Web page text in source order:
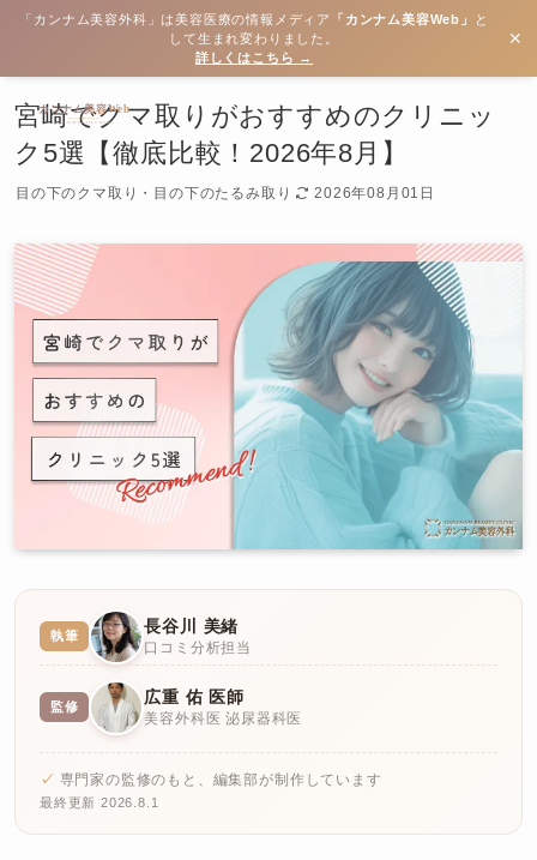
「カンナム美容外科」は美容医療の情報メディア 「カンナム美容Web」
と
して生まれ変わりました。
詳しくはこちら →
✕
宮崎でクマ取りがおすすめのクリニッ
ク5選【徹底比較！2026年8月】
目の下のクマ取り・目の下のたるみ取り 2026年08月01日
執筆 長谷川 美緒
口コミ分析担当
監修 広重 佑 医師
美容外科医 泌尿器科医
専門家の監修のもと、編集部が制作しています
最終更新 2026.8.1